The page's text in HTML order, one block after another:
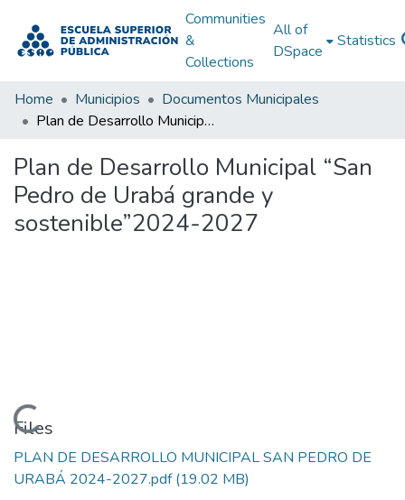
Communities
&
Collections
All of
DSpace
Statistics
Home Municipios
Documentos Municipales
Plan de Desarrollo Municipal “San Pedro de Urabá grande y sostenible”2024-2027
Plan de Desarrollo Municipal “San
Pedro de Urabá grande y
sostenible”2024-2027
Loading...
Files
PLAN DE DESARROLLO MUNICIPAL SAN PEDRO DE
URABÁ 2024-2027.pdf(19.02 MB)